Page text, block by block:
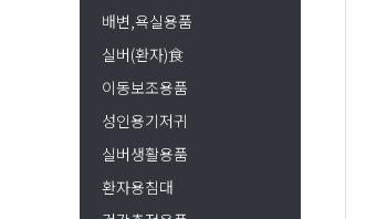
배변,욕실용품
실버(환자)食
이동보조용품
성인용기저귀
실버생활용품
환자용침대